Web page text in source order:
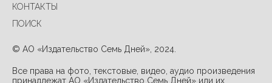
КОНТАКТЫ
ПОИСК
© АО «Издательство Семь Дней», 2024.
Все права на фото, текстовые, видео, аудио произведения
принадлежат АО «Издательство Семь Дней» или их